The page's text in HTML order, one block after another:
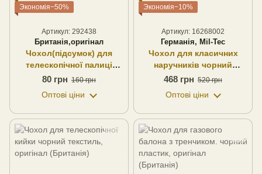
Экономія−50%
Артикул: 292438
Британія,оригінал
Чохол(підсумок) для
телескопічної палиці
чорний шкіра, оригінал
80 грн 160 грн
Оптові ціни
Экономія−10%
Артикул: 16268002
Германія, Mil-Tec
Чохол для класичних
наручників чорний
оксфорд, Mil-Tec
468 грн 520 грн
Оптові ціни